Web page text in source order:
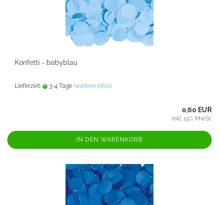
Konfetti - babyblau
Lieferzeit: 3-4 Tage (weitere Infos)
0,60 EUR
inkl. 19% MwSt.
IN DEN WARENKORB